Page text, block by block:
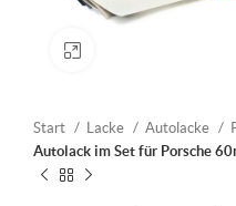
Start Lacke Autolacke
Autolack im Set für Porsche